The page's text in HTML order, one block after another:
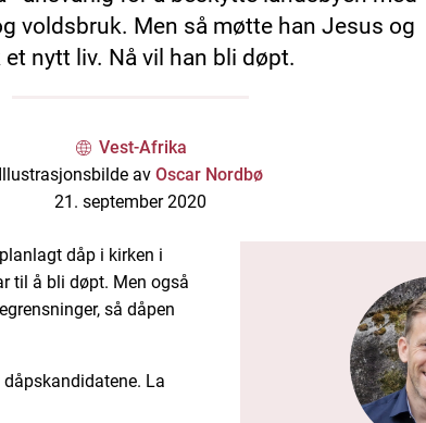
voldsbruk. Men så møtte han Jesus og
nytt liv. Nå vil han bli døpt.
Vest-Afrika
Illustrasjonsbilde av Oscar Nordbø
21. september 2020
dåp i kirken i
til å bli døpt. Men også
så dåpen
La